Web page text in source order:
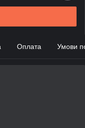
Оплата Умови